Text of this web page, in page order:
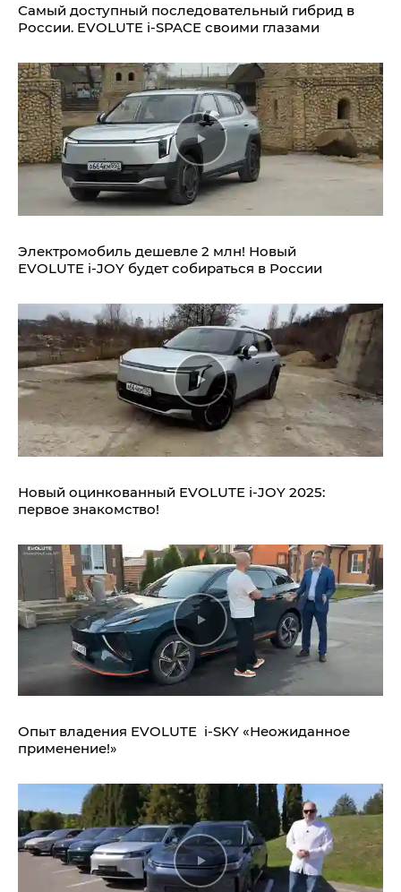
Самый доступный последовательный гибрид в
России. EVOLUTE i‑SPACE своими глазами
Электромобиль дешевле 2 млн! Новый
EVOLUTE i‑JOY будет собираться в России
Новый оцинкованный EVOLUTE i‑JOY 2025:
первое знакомство!
Опыт владения EVOLUTE i‑SKY «Неожиданное
применение!»